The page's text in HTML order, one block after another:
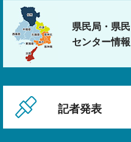
県民局・県民
センター情報
記者発表